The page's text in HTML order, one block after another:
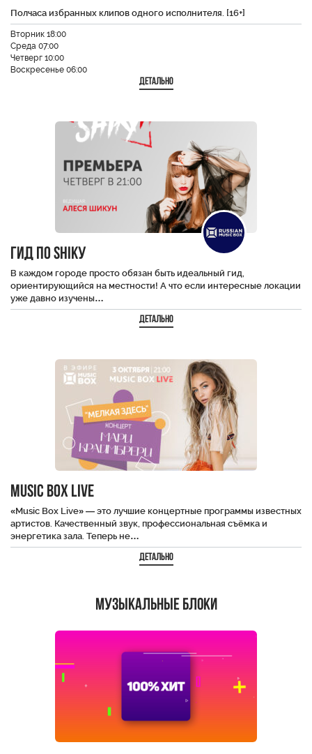
Полчаса избранных клипов одного исполнителя. [16+]
Вторник 18:00
Среда 07:00
Четверг 10:00
Воскресенье 06:00
Детально
Гид по SHiKу
В каждом городе просто обязан быть идеальный гид,
ориентирующийся на местности! А что если интересные локации
уже давно изучены…
Детально
Music Box Live
«Music Box Live» — это лучшие концертные программы известных
артистов. Качественный звук, профессиональная съёмка и
энергетика зала. Теперь не…
Детально
Музыкальные блоки